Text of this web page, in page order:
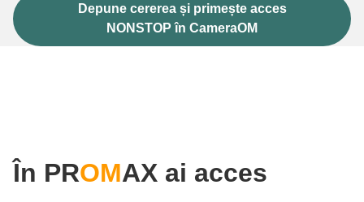
Depune cererea și primește acces
NONSTOP în CameraOM
În PROMAX ai acces